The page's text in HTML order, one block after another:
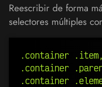
Reescribir de forma
selectores múltiples
.container .item,
.container
.container